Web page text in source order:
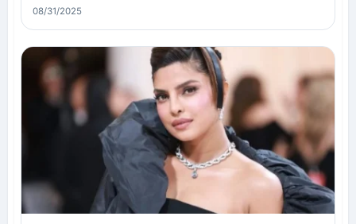
08/31/2025